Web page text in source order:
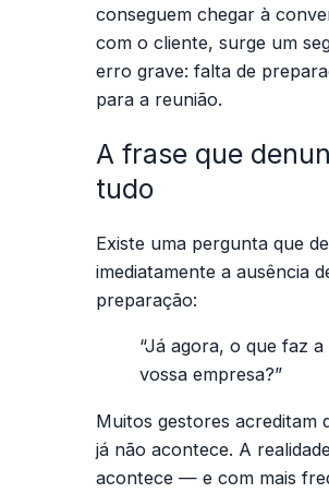
conseguem chegar à
com o cliente, surge um
erro grave: falta de
para a reunião.
A frase que
tudo
Existe uma pergunta que
imediatamente a ausência
preparação:
“Já agora, o que faz a
vossa empresa?”
Muitos gestores acreditam
já não acontece. A
acontece — e com mais